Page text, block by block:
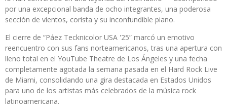
por una excepcional banda de ocho integrantes, una poderosa
sección de vientos, corista y su inconfundible piano.
El cierre de “Páez Tecknicolor USA '25” marcó un emotivo
reencuentro con sus fans norteamericanos, tras una apertura con
lleno total en el YouTube Theatre de Los Ángeles y una fecha
completamente agotada la semana pasada en el Hard Rock Live
de Miami, consolidando una gira destacada en Estados Unidos
para uno de los artistas más celebrados de la música rock
latinoamericana.